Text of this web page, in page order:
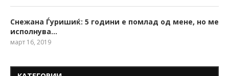
Снежана Ѓуришиќ: 5 години е помлад од мене, но ме
исполнува…
март 16, 2019